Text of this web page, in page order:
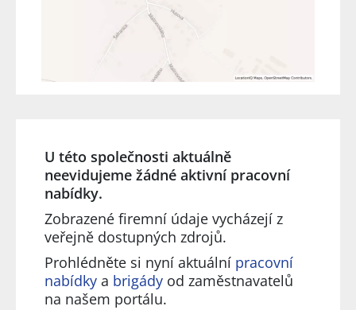
U této společnosti aktuálně
neevidujeme žádné aktivní pracovní
nabídky.
Zobrazené firemní údaje vycházejí z
veřejně dostupných zdrojů.
Prohlédněte si nyní aktuální pracovní
nabídky a brigády od zaměstnavatelů
na našem portálu.